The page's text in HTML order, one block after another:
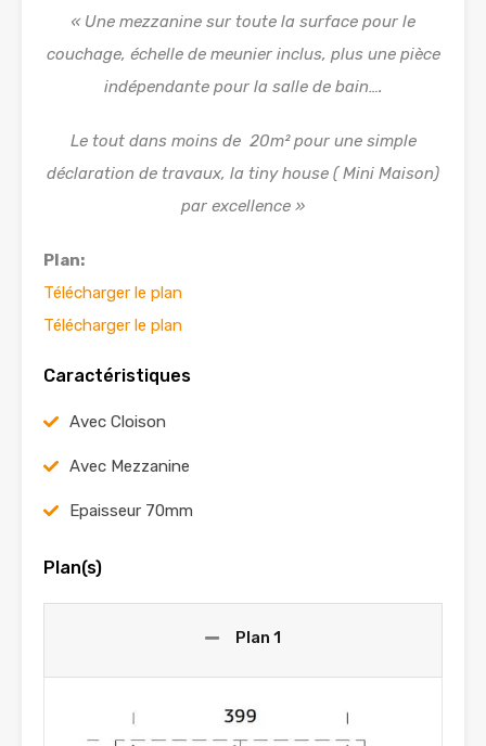
« Une mezzanine sur toute la surface pour le
couchage, échelle de meunier inclus, plus une pièce
indépendante pour la salle de bain….
Le tout dans moins de 20m² pour une simple
déclaration de travaux, la tiny house ( Mini Maison)
par excellence »
Plan:
Télécharger le plan
Télécharger le plan
Caractéristiques
Avec Cloison
Avec Mezzanine
Epaisseur 70mm
Plan(s)
Plan 1